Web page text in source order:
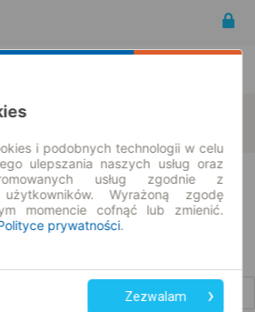
i podobnych technologii w celu
ulepszania naszych usług oraz
usług zgodnie z
użytkowników. Wyrażoną zgodę
momencie cofnąć lub zmienić.
prywatności.
Zezwalam